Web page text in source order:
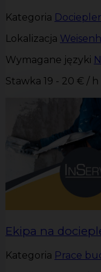
Kategoria
Lokalizacja
Wymagane języki
Stawka 19 - 20 € / h
Ekipa na
Kategoria Prace